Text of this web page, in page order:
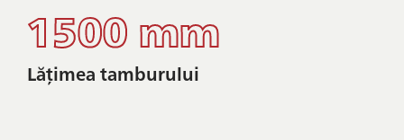
1500 mm
Lățimea tamburului